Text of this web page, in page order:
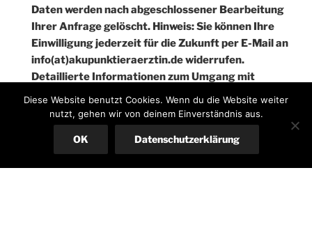
Daten werden nach abgeschlossener Bearbeitung
Ihrer Anfrage gelöscht. Hinweis: Sie können Ihre
Einwilligung jederzeit für die Zukunft per E-Mail an
info(at)akupunktieraerztin.de widerrufen.
Detaillierte Informationen zum Umgang mit
Nutzerdaten finden Sie in unserer
Datenschutzerklärung.
Diese Website benutzt Cookies. Wenn du die Website weiter
nutzt, gehen wir von deinem Einverständnis aus.
OK Datenschutzerklärung